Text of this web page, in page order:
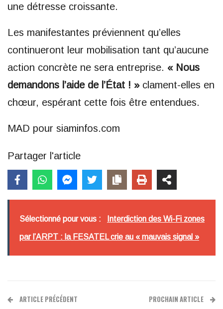
une détresse croissante.
Les manifestantes préviennent qu’elles
continueront leur mobilisation tant qu’aucune
action concrète ne sera entreprise. « Nous
demandons l’aide de l’État ! »clament-elles en
chœur, espérant cette fois être entendues.
MAD pour siaminfos.com
Partager l'article
Sélectionné pour vous : Interdiction des Wi-Fi zones
par l’ARPT : la FESATEL crie au « mauvais signal »
ARTICLE PRÉCÉDENT PROCHAIN ARTICLE